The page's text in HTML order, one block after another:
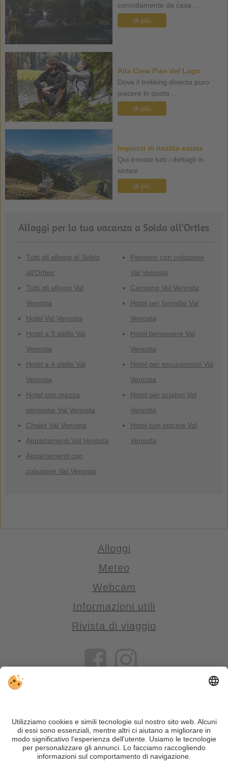
comodamente da casa ...
di più
Alla Cima Pian del Lago
Dove il trekking diventa puro
piacere in quota ...
di più
Impianti di risalita estate
Qui trovate tutti i dettagli in
sintesi ...
di più
Alloggi per la tua vacanza a Solda all'Ortles
Tutti gli alloggi di Solda
all'Ortles
Tutti gli alloggi Val
Venosta
Hotel Val Venosta
Hotel a 3 stelle Val
Venosta
Hotel a 4 stelle Val
Venosta
Hotel con mezza
pensione Val Venosta
Chalet Val Venosta
Appartamenti Val Venosta
Appartamenti con
colazione Val Venosta
Pensioni con colazione
Val Venosta
Camping Val Venosta
Hotel per famiglie Val
Venosta
Hotel benessere Val
Venosta
Hotel per escursionisti Val
Venosta
Hotel per sciatori Val
Venosta
Hotel con piscina Val
Venosta
Alloggi
Meteo
Webcam
Informazioni utili
Rivista di viaggio
VIVOSüdtirol è il portale di viaggio per chi desidera vivere il
Trentino Alto Adige davvero – con consigli autentici, alloggi e
offerte su misura.